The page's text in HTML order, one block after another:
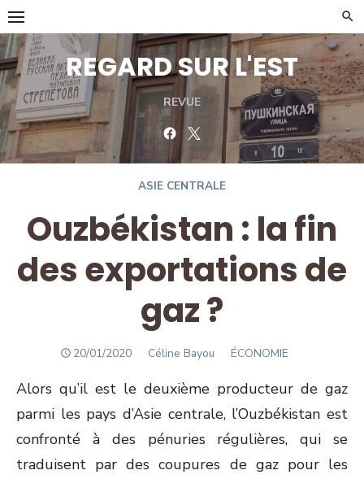
Skip
to
content
REGARD SUR L'EST
REVUE
FacebookTwitter
ASIE CENTRALE
Ouzbékistan : la fin
des exportations de
gaz ?
POSTED
20/01/2020 Author
Céline Bayou ÉCONOMIE
Alors qu’il est le deuxième producteur de gaz
parmi les pays d’Asie centrale, l’Ouzbékistan est
confronté à des pénuries régulières, qui se
traduisent par des coupures de gaz pour les